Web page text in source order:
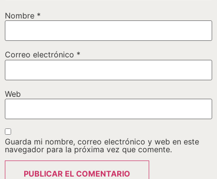
Nombre *
Correo electrónico *
Web
Guarda mi nombre, correo electrónico y web en este
navegador para la próxima vez que comente.